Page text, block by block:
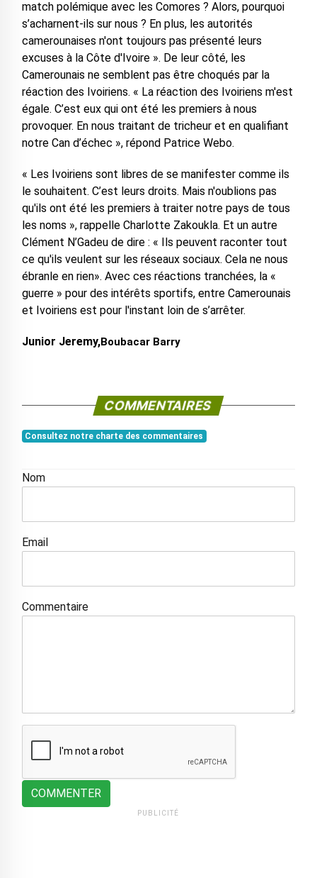
match polémique avec les Comores ? Alors, pourquoi
s’acharnent-ils sur nous ? En plus, les autorités
camerounaises n'ont toujours pas présenté leurs
excuses à la Côte d'Ivoire ». De leur côté, les
Camerounais ne semblent pas être choqués par la
réaction des Ivoiriens. « La réaction des Ivoiriens m'est
égale. C’est eux qui ont été les premiers à nous
provoquer. En nous traitant de tricheur et en qualifiant
notre Can d’échec », répond Patrice Webo.
« Les Ivoiriens sont libres de se manifester comme ils
le souhaitent. C’est leurs droits. Mais n'oublions pas
qu'ils ont été les premiers à traiter notre pays de tous
les noms », rappelle Charlotte Zakoukla. Et un autre
Clément N’Gadeu de dire : « Ils peuvent raconter tout
ce qu'ils veulent sur les réseaux sociaux. Cela ne nous
ébranle en rien». Avec ces réactions tranchées, la «
guerre » pour des intérêts sportifs, entre Camerounais
et Ivoiriens est pour l'instant loin de s’arrêter.
Junior Jeremy,Boubacar Barry
COMMENTAIRES
Consultez notre charte des commentaires
Nom
Email
Commentaire
COMMENTER
PUBLICITÉ